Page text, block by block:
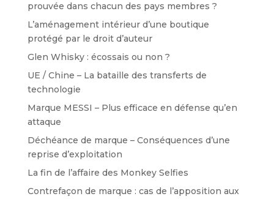
prouvée dans chacun des pays membres ?
L’aménagement intérieur d’une boutique
protégé par le droit d’auteur
Glen Whisky : écossais ou non ?
UE / Chine – La bataille des transferts de
technologie
Marque MESSI – Plus efficace en défense qu’en
attaque
Déchéance de marque – Conséquences d’une
reprise d’exploitation
La fin de l’affaire des Monkey Selfies
Contrefaçon de marque : cas de l’apposition aux